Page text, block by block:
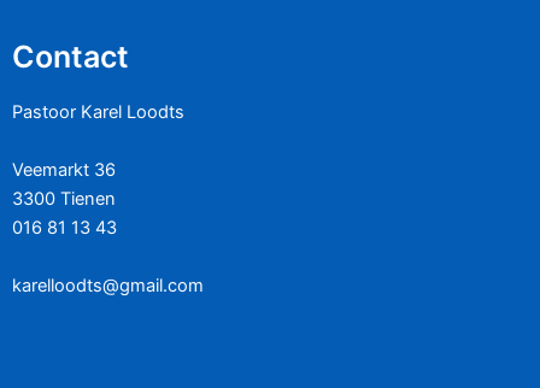
Contact
Pastoor Karel Loodts
Veemarkt 36
3300 Tienen
016 81 13 43
karelloodts@gmail.com